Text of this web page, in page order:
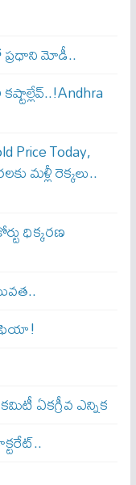
ప్రధాని మోడీ..
Price Today,
మళ్లీ రెక్కలు..
ధిక్కరణ
ఏకగ్రీవ ఎన్నిక